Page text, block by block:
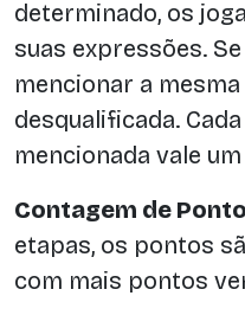
determinado, os
suas expressões.
mencionar a
desqualificada.
mencionada vale
Contagem de
etapas, os pontos
com mais pontos